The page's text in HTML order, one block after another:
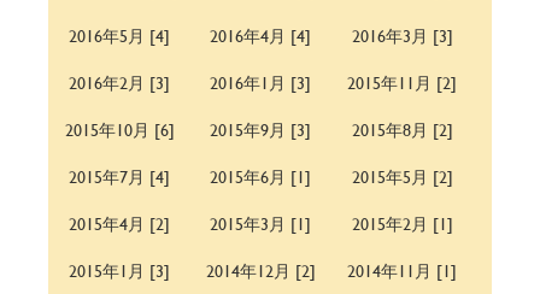
2016年5月 [4]
2016年4月 [4]
2016年3月 [3]
2016年2月 [3]
2016年1月 [3]
2015年11月 [2]
2015年10月 [6]
2015年9月 [3]
2015年8月 [2]
2015年7月 [4]
2015年6月 [1]
2015年5月 [2]
2015年4月 [2]
2015年3月 [1]
2015年2月 [1]
2015年1月 [3]
2014年12月 [2]
2014年11月 [1]